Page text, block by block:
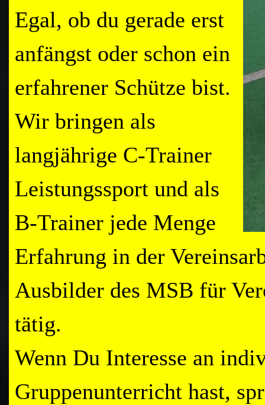
Egal, ob du gerade erst
anfängst oder schon ein
erfahrener Schütze bist.
Wir bringen als
langjährige C-Trainer
Leistungssport und als
B-Trainer jede Menge
Erfahrung in der
Ausbilder des MSB für
tätig.
Wenn Du Interesse an
Gruppenunterricht hast,